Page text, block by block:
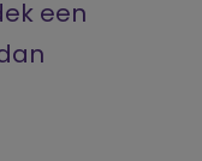
een